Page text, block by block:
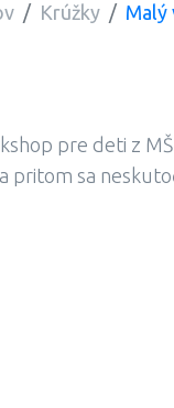
Krúžky Malý
pre deti z
sa